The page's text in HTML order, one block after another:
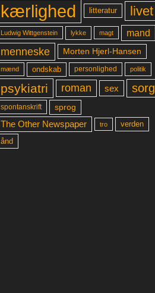
kærlighed litteratur livet
Ludwig Wittgenstein lykke magt mand
menneske Morten Hjerl-Hansen
mænd ondskab personlighed politik
psykiatri roman sex sorg
spontanskrift sprog
The Other Newspaper tro verden
ånd